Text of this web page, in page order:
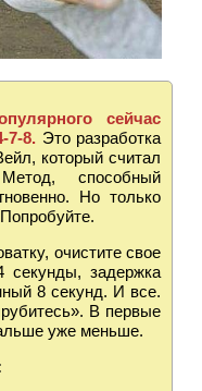
сейчас
7-8. Это разработка
который считал
способный
Но только
очистите свое
секунды, задержка
8 секунд. И все.
В первые
уже меньше.